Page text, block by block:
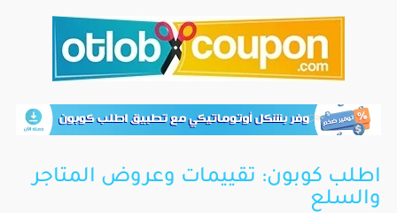
اطلب كوبون: تقييمات وعروض المتاجر
والسلع